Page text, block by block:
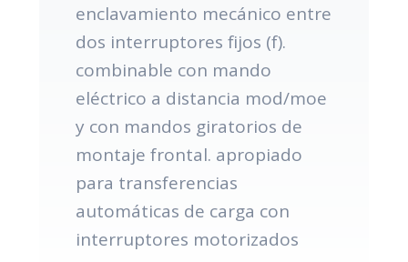
enclavamiento mecánico entre
dos interruptores fijos (f).
combinable con mando
eléctrico a distancia mod/moe
y con mandos giratorios de
montaje frontal. apropiado
para transferencias
automáticas de carga con
interruptores motorizados